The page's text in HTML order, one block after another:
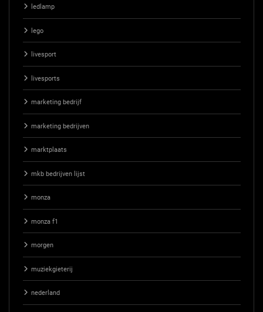
ledlamp
lego
livesport
livesports
marketing bedrijf
marketing bedrijven
marktplaats
mkb bedrijven lijst
monza
monza f1
morgen
muziekgieterij
nederland